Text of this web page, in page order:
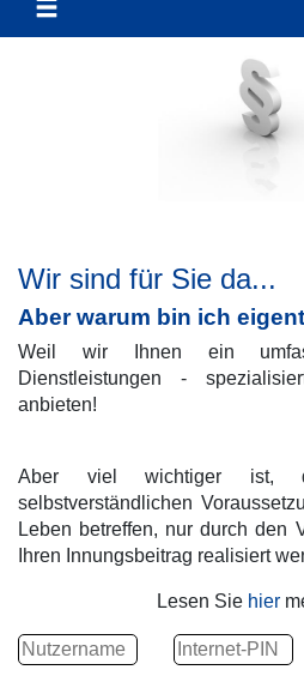
Wir sind für Sie da...
Aber warum bin ich
Weil wir Ihnen ein
Dienstleistungen -
anbieten!
Aber viel wichtiger ist,
selbstverständlichen
Leben betreffen, nur durch den
Ihren Innungsbeitrag realisiert
Lesen Sie hier